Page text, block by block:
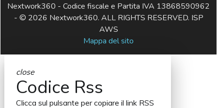
Nextwork360 - Codice fiscale e Partita IVA 13868590962
- © 2026 Nextwork360. ALL RIGHTS RESERVED. ISP
AWS
Mappa del sito
close
Codice Rss
Clicca sul pulsante per copiare il link RSS